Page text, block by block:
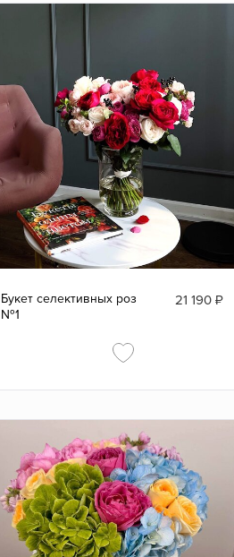
Букет селективных роз
№1
21 190₽